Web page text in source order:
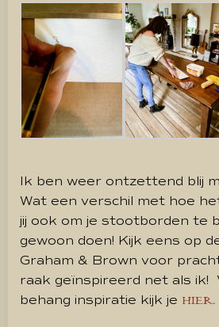
Ik ben weer ontzettend blij
Wat een verschil met hoe
jij ook om je stootborden te
gewoon doen! Kijk eens op
Graham & Brown voor
raak geïnspireerd net als ik!
behang inspiratie kijk je HIER.